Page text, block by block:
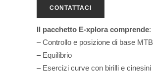
CONTATTACI
Il pacchetto E-xplora comprende:
– Controllo e posizione di base MTB
– Equilibrio
– Esercizi curve con birilli e cinesini